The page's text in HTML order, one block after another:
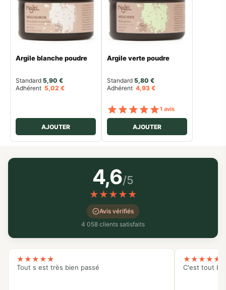
Argile blanche poudre
Standard 5,90 €
Adhérent 5,02 €
AJOUTER
Argile verte poudre
Standard 5,80€
Adhérent4,93€
Note
1 avis
AJOUTER
4,6/5
★★★★★
Avis vérifiés
4 058 clients satisfaits
★★★★★
Tout s est très bien passé
★★★★★
C'est tout